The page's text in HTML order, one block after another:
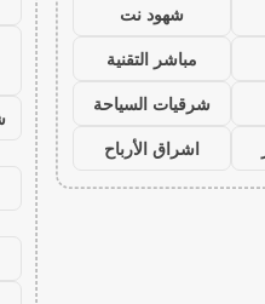
شهود نت
مباشر التقنية
شرقيات السياحة
اشراق الأرباح